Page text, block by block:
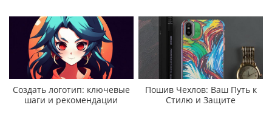
Создать логотип: ключевые
шаги и рекомендации
Пошив Чехлов: Ваш Путь к
Стилю и Защите